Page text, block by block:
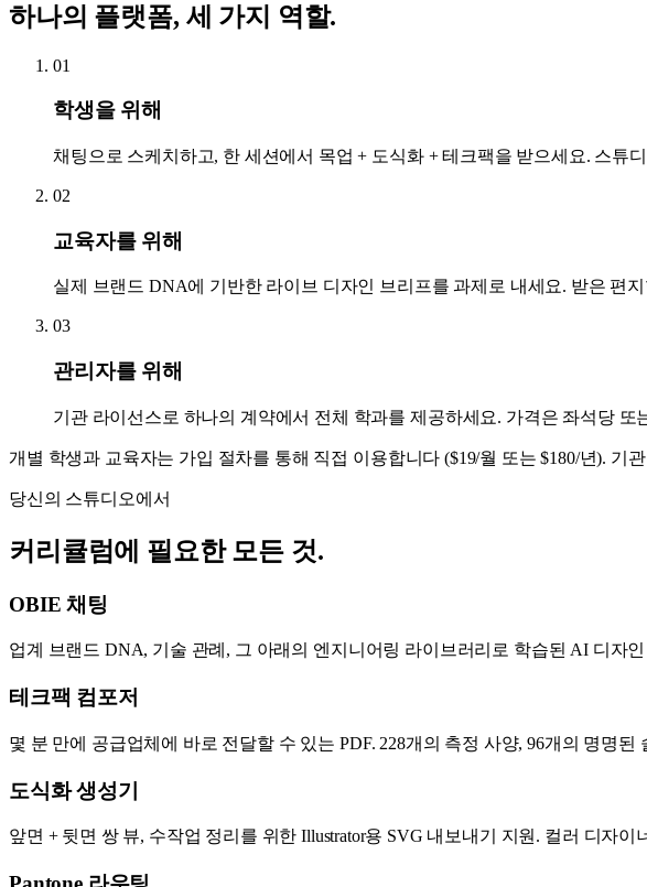
하나의 플랫폼, 세 가지 역할.
01
학생을 위해
채팅으로 스케치하고, 한 세션에서 목업 + 도식화 + 테크팩을 받으세요. 스튜
02
교육자를 위해
실제 브랜드 DNA에 기반한 라이브 디자인 브리프를 과제로 내세요. 받은 편
03
관리자를 위해
기관 라이선스로 하나의 계약에서 전체 학과를 제공하세요. 가격은 좌석당
개별 학생과 교육자는 가입 절차를 통해 직접 이용합니다 ($19/월 또는 $180/년). 기
당신의 스튜디오에서
커리큘럼에 필요한 모든 것.
OBIE 채팅
업계 브랜드 DNA, 기술 관례, 그 아래의 엔지니어링 라이브러리로 학습된 AI 디자
테크팩 컴포저
몇 분 만에 공급업체에 바로 전달할 수 있는 PDF. 228개의 측정 사양, 96개의 명명
도식화 생성기
앞면 + 뒷면 쌍 뷰, 수작업 정리를 위한 Illustrator용 SVG 내보내기 지원. 컬러 디자